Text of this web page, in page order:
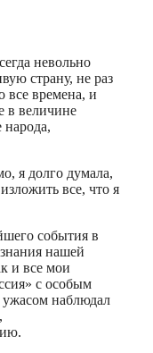
невольно
страну, не раз
все времена, и
в величине
народа,
я долго думала,
все, что я
события в
нашей
и все мои
с особым
наблюдал